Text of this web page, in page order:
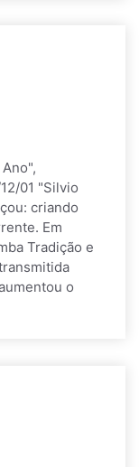
01 "Silvio
criando
Em
Tradição e
o